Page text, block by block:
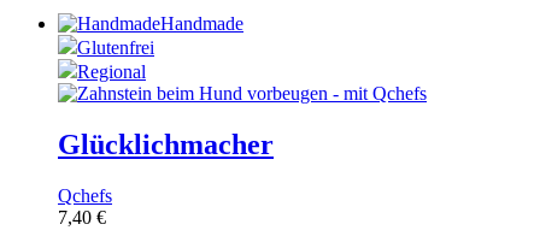
Handmade
Glutenfrei
Regional
Glücklichmacher
Qchefs
7,40 €